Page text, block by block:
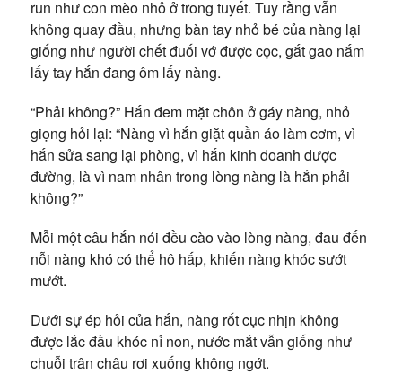
run như con mèo nhỏ ở trong tuyết. Tuy rằng vẫn
không quay đầu, nhưng bàn tay nhỏ bé của nàng lại
giống như người chết đuối vớ được cọc, gắt gao nắm
lấy tay hắn đang ôm lấy nàng.
“Phải không?” Hắn đem mặt chôn ở gáy nàng, nhỏ
giọng hỏi lại: “Nàng vì hắn giặt quần áo làm cơm, vì
hắn sửa sang lại phòng, vì hắn kinh doanh dược
đường, là vì nam nhân trong lòng nàng là hắn phải
không?”
Mỗi một câu hắn nói đều cào vào lòng nàng, đau đến
nỗi nàng khó có thể hô hấp, khiến nàng khóc sướt
mướt.
Dưới sự ép hỏi của hắn, nàng rốt cục nhịn không
được lắc đầu khóc nỉ non, nước mắt vẫn giống như
chuỗi trân châu rơi xuống không ngớt.